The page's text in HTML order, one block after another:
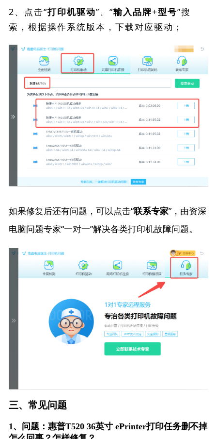
2、点击“打印机驱动”、“输入品牌+型号”搜
索，根据操作系统版本，下载对应驱动；
如果修复后还有问题，可以点击“联系专家”，由资深
电脑问题专家“一对一”解决各类打印机故障问题。
三、常见问题
1、问题：惠普T520 36英寸 ePrinter打印任务删不掉